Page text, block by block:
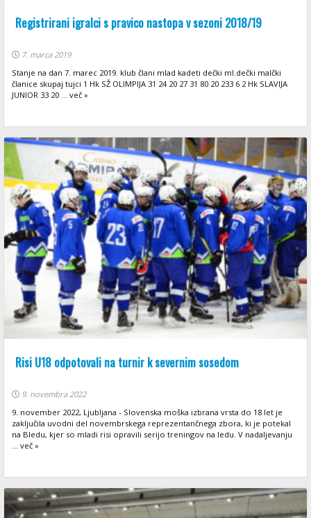
Registrirani igralci s pravico nastopa v sezoni 2018/19
7. marca 2019
Stanje na dan 7. marec 2019. klub člani mlad kadeti dečki ml.dečki malčki
članice skupaj tujci 1 Hk SŽ OLIMPIJA 31 24 20 27 31 80 20 233 6 2 Hk SLAVIJA
JUNIOR 33 20 ... več »
Risi U18 odpotovali na turnir k severnim sosedom
9. novembra 2022
9. november 2022, Ljubljana - Slovenska moška izbrana vrsta do 18 let je
zaključila uvodni del novembrskega reprezentančnega zbora, ki je potekal
na Bledu, kjer so mladi risi opravili serijo treningov na ledu. V nadaljevanju
... več »